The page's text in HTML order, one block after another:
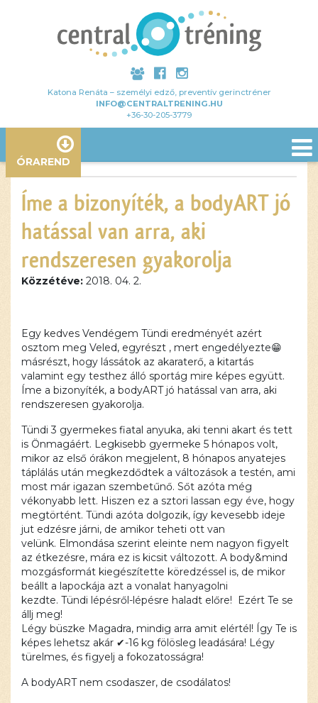
Katona Renáta – személyi edző, preventív gerinctréner
INFO@CENTRALTRENING.HU
+36-30-205-3779
ÓRAREND
Íme a bizonyíték, a bodyART jó
hatással van arra, aki
rendszeresen gyakorolja
Közzétéve: 2018. 04. 2.
tartalom
blokkolva
van, amíg
el nem
fogadod a
szükséges
sütiket.
Elfogadom
és
betöltöm
Egy kedves Vendégem Tündi eredményét azért
osztom meg Veled, egyrészt , mert engedélyezte😁
másrészt, hogy lássátok az akaraterő, a kitartás
valamint egy testhez álló sportág mire képes együtt.
Íme a bizonyíték, a bodyART jó hatással van arra, aki
rendszeresen gyakorolja.
Tündi 3 gyermekes fiatal anyuka, aki tenni akart és tett
is Önmagáért. Legkisebb gyermeke 5 hónapos volt,
mikor az első órákon megjelent, 8 hónapos anyatejes
táplálás után megkezdődtek a változások a testén, ami
most már igazan szembetűnő. Sőt azóta még
vékonyabb lett. Hiszen ez a sztori lassan egy éve, hogy
megtörtént. Tündi azóta dolgozik, így kevesebb ideje
jut edzésre járni, de amikor teheti ott van
velünk. Elmondása szerint eleinte nem nagyon figyelt
az étkezésre, mára ez is kicsit változott. A body&mind
mozgásformát kiegészítette köredzéssel is, de mikor
beállt a lapockája azt a vonalat hanyagolni
kezdte. Tündi lépésről-lépésre haladt előre! Ezért Te se
állj meg!
Légy büszke Magadra, mindig arra amit elértél! Így Te is
képes lehetsz akár ✔-16 kg fölösleg leadására! Légy
türelmes, és figyelj a fokozatosságra!
A bodyART nem csodaszer, de csodálatos!